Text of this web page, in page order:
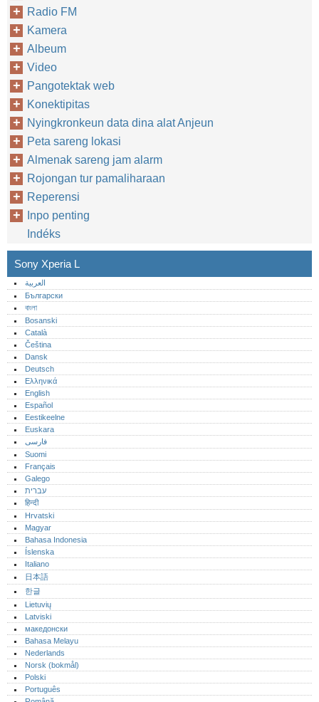
Radio FM
Kamera
Albeum
Video
Pangotektak web
Konektipitas
Nyingkronkeun data dina alat Anjeun
Peta sareng lokasi
Almenak sareng jam alarm
Rojongan tur pamaliharaan
Reperensi
Inpo penting
Indéks
Sony Xperia L
العربية
Български
বাংলা
Bosanski
Català
Čeština
Dansk
Deutsch
Ελληνικά
English
Español
Eestikeelne
Euskara
فارسی
Suomi
Français
Galego
עברית
हिन्दी
Hrvatski
Magyar
Bahasa Indonesia
Íslenska
Italiano
日本語
한글
Lietuvių
Latviski
македонски
Bahasa Melayu
Nederlands
Norsk (bokmål)‎
Polski
Português‎